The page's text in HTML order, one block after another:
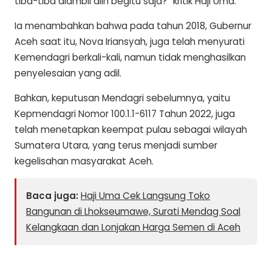
Ia menambahkan bahwa pada tahun 2018, Gubernur
Aceh saat itu, Nova Iriansyah, juga telah menyurati
Kemendagri berkali-kali, namun tidak menghasilkan
penyelesaian yang adil.
Bahkan, keputusan Mendagri sebelumnya, yaitu
Kepmendagri Nomor 100.1.1-6117 Tahun 2022, juga
telah menetapkan keempat pulau sebagai wilayah
Sumatera Utara, yang terus menjadi sumber
kegelisahan masyarakat Aceh.
Baca juga:Haji Uma Cek Langsung Toko
Bangunan di Lhokseumawe, Surati Mendag Soal
Kelangkaan dan Lonjakan Harga Semen di Aceh